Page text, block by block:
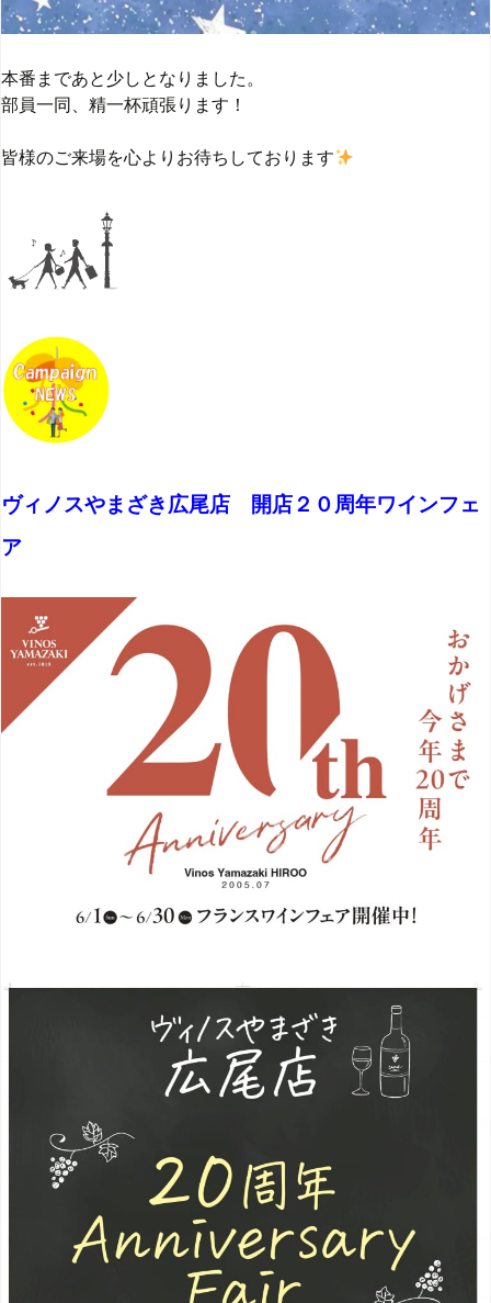
本番まであと少しとなりました。
部員一同、精一杯頑張ります！
皆様のご来場を心よりお待ちしております
ヴィノスやまざき広尾店 開店２０周年ワインフェ
ア